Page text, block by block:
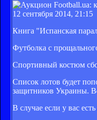
12 сентября 2014, 21:15
Книга "Испанская
Футболка с
Спортивный костюм
Список лотов будет
защитников Украины.
В случае если у вас